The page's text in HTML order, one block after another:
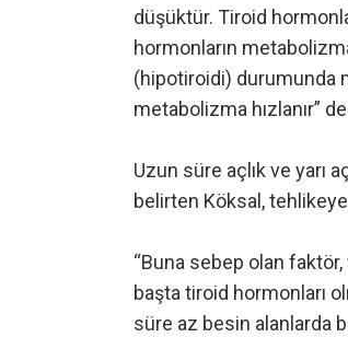
düşüktür. Tiroid
hormonların
(hipotiroidi) durumunda
metabolizma hızlanır”
Uzun süre açlık ve yarı
belirten Köksal,
“Buna sebep olan
başta tiroid hormonları
süre az besin alanlarda